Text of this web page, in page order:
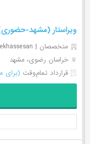
ویراستار (مشهد-
متخصصان | Motekhassesan
خراسان رضوی، مشهد
قرارداد تمام‌وقت (برای